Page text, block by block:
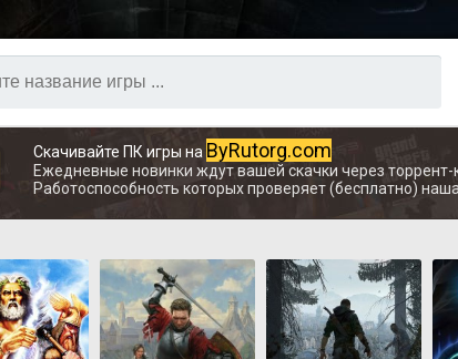
Скачивайте ПК игры на ByRutorg.com
Ежедневные новинки ждут вашей скачки через торрент-
Работоспособность которых проверяет (бесплатно)